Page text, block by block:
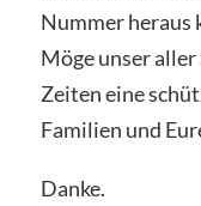
Nummer heraus
Möge unser
Zeiten eine
Familien und
Danke.